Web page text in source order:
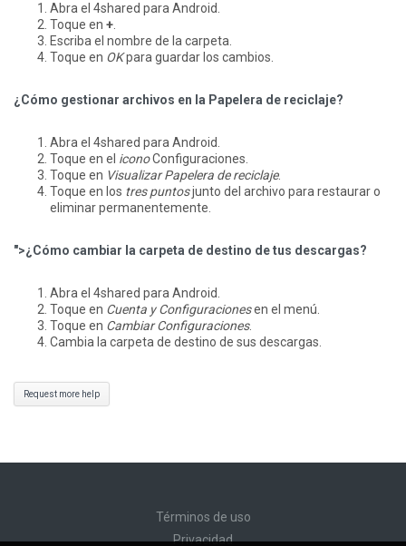
Abra el 4shared para Android.
Toque en +.
Escriba el nombre de la carpeta.
Toque en OKpara guardar los cambios.
¿Cómo gestionar archivos en la Papelera de reciclaje?
Abra el 4shared para Android.
Toque en el iconoConfiguraciones.
Toque en Visualizar Papelera de reciclaje.
Toque en los tres puntosjunto del archivo para restaurar o
eliminar permanentemente.
">¿Cómo cambiar la carpeta de destino de tus descargas?
Abra el 4shared para Android.
Toque en Cuenta y Configuracionesen el menú.
Toque en Cambiar Configuraciones.
Cambia la carpeta de destino de sus descargas.
Request more help
Términos de uso
Privacidad